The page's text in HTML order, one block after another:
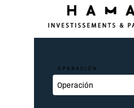
OPERACIÓN
Operación